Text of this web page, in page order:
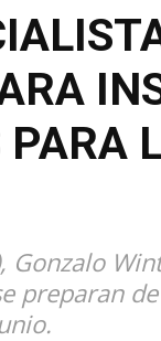
Gonzalo
preparan